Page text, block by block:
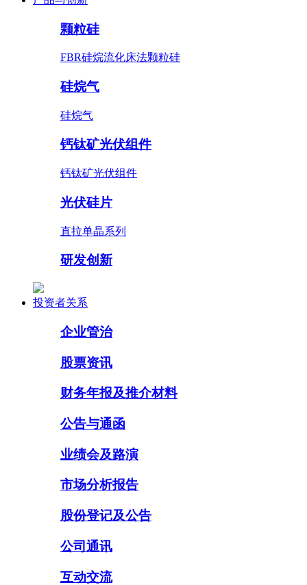
颗粒硅
FBR硅烷流化床法颗粒硅
硅烷气
硅烷气
钙钛矿光伏组件
钙钛矿光伏组件
光伏硅片
直拉单晶系列
研发创新
投资者关系
企业管治
股票资讯
财务年报及推介材料
公告与通函
业绩会及路演
市场分析报告
股份登记及公告
公司通讯
互动交流